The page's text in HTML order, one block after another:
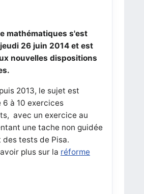
mathématiques s'est
26 juin 2014 et est
nouvelles dispositions
2013, le sujet est
6 à 10 exercices
avec un exercice au
une tache non guidée
tests de Pisa.
plus sur la réforme